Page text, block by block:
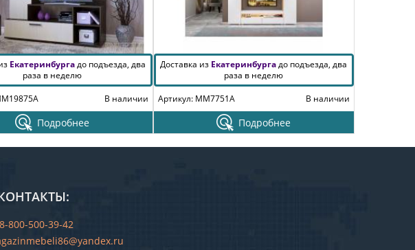
Екатеринбургадо подъезда, два
раза в неделю
В наличии
Подробнее
Доставка из Екатеринбургадо подъезда, два
раза в неделю
Артикул: MM7751A
В наличии
Подробнее
8-800-500-39-42